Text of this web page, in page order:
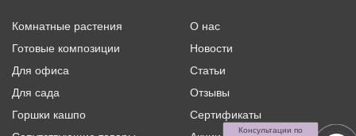
Комнатные растения
Готовые композиции
Для офиса
Для сада
Горшки кашпо
О нас
Новости
Статьи
Отзывы
Сертификаты
Консультации по